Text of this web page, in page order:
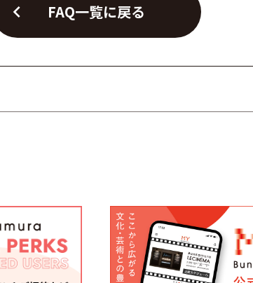
chevron_left FAQ一覧に戻る